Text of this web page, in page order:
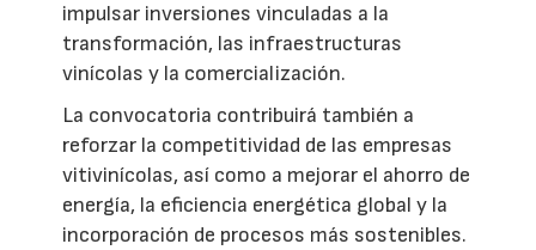
impulsar inversiones vinculadas a la
transformación, las infraestructuras
vinícolas y la comercialización.
La convocatoria contribuirá también a
reforzar la competitividad de las empresas
vitivinícolas, así como a mejorar el ahorro de
energía, la eficiencia energética global y la
incorporación de procesos más sostenibles.